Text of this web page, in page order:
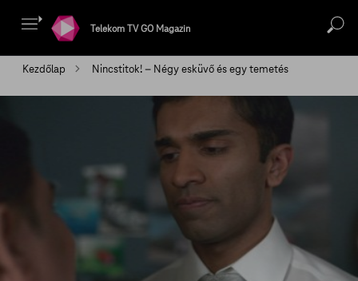
Telekom TV GO Magazin
Kezdőlap Nincstitok! – Négy esküvő és egy temetés